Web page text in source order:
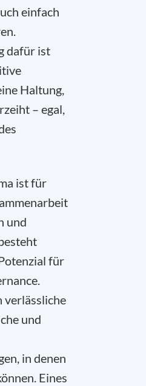
einfach
dafür ist
Haltung,
– egal,
ist für
und
für
verlässliche
und
in denen
Eines